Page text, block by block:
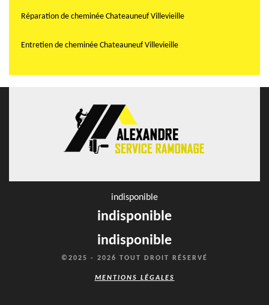
Réparation de cheminée Chateauneuf Villevieille
Entretien de cheminée Chateauneuf Villevieille
indisponible
indisponible
indisponible
©2025 - 2026 TOUT DROIT RÉSERVÉ
MENTIONS LÉGALES